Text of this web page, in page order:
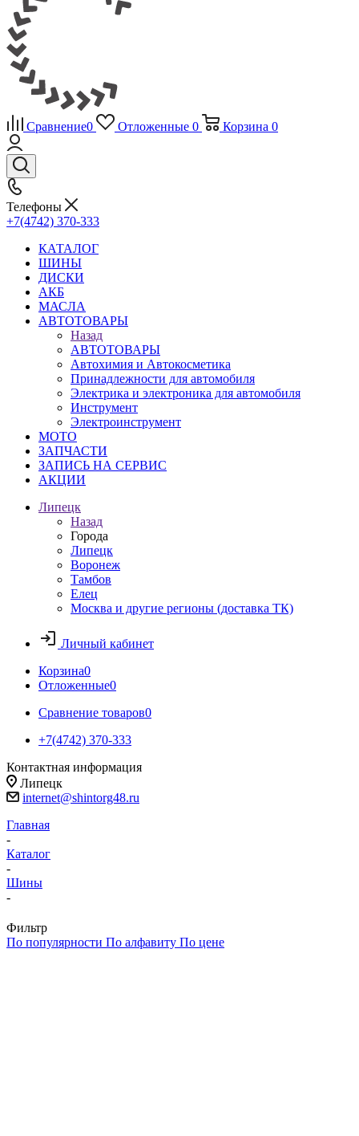
Сравнение0 Отложенные 0 Корзина 0
Телефоны
+7(4742) 370-333
КАТАЛОГ
ШИНЫ
ДИСКИ
АКБ
МАСЛА
АВТОТОВАРЫ
Назад
АВТОТОВАРЫ
Автохимия и Автокосметика
Принадлежности для автомобиля
Электрика и электроника для автомобиля
Инструмент
Электроинструмент
МОТО
ЗАПЧАСТИ
ЗАПИСЬ НА СЕРВИС
АКЦИИ
Липецк
Назад
Города
Липецк
Воронеж
Тамбов
Елец
Москва и другие регионы (доставка ТК)
Личный кабинет
Корзина0
Отложенные0
Сравнение товаров0
+7(4742) 370-333
Контактная информация
Липецк
internet@shintorg48.ru
Главная
-
Каталог
-
Шины
-
Фильтр
По популярности По алфавиту По цене